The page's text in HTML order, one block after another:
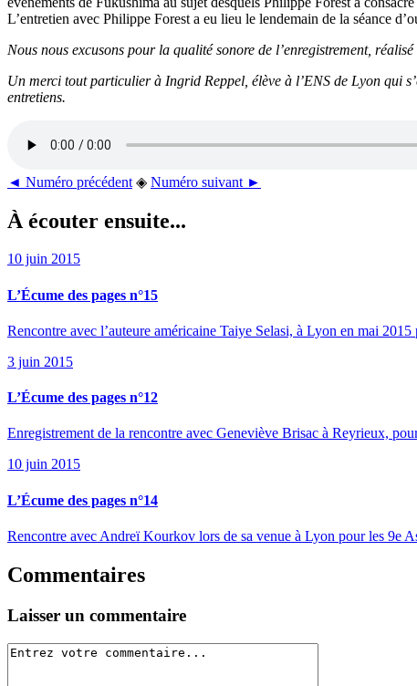
L’entretien avec Philippe Forest a eu lieu le lendemain de la séance
Nous nous excusons pour la qualité sonore de l’enregistrement,
Un merci tout particulier à Ingrid Reppel, élève à l’ENS de Lyon qui
entretiens.
◄ Numéro précédent ◈ Numéro suivant ►
À écouter ensuite...
10 juin 2015
L’Écume des pages n°15
Rencontre avec l’auteure américaine Taiye Selasi, à Lyon en mai
3 juin 2015
L’Écume des pages n°12
Enregistrement de la rencontre avec Geneviève Brisac à Reyrieux,
10 juin 2015
L’Écume des pages n°14
Rencontre avec Andreï Kourkov lors de sa venue à Lyon pour les 9e
Commentaires
Laisser un commentaire